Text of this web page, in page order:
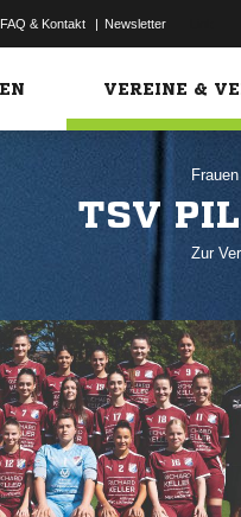
FAQ & Kontakt | Newsletter
VEREINE &
Frauen
TSV
Zur